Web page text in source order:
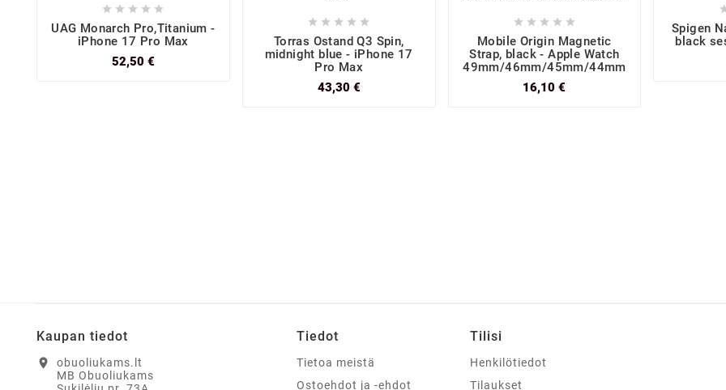
    
UAG Monarch Pro,Titanium -
iPhone 17 Pro Max
52,50 €
    
Torras Ostand Q3 Spin,
midnight blue - iPhone 17
Pro Max
43,30 €
    
Mobile Origin Magnetic
Strap, black - Apple Watch
49mm/46mm/45mm/44mm
16,10 €
Spigen
black
Kaupan tiedot
location_on
obuoliukams.lt
MB Obuoliukams
Tiedot
Tietoa meistä
Ostoehdot ja -ehdot
Tilisi
Henkilötiedot
Tilaukset